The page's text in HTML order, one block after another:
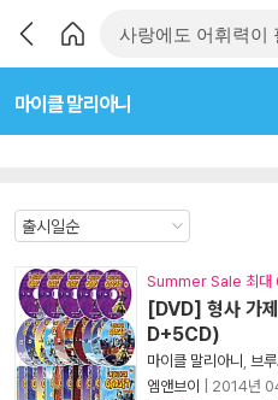
마이클 말리아니
Summer Sale 최대
[DVD] 형사 가
D+5CD)
마이클 말리아니 브
엠앤브이
2014년